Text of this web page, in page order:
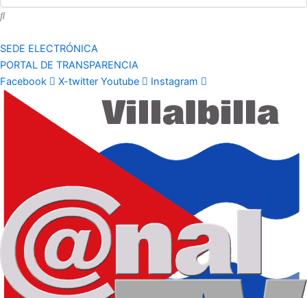
SEDE ELECTRÓNICA
PORTAL DE TRANSPARENCIA
Facebook
X-twitter Youtube Instagram